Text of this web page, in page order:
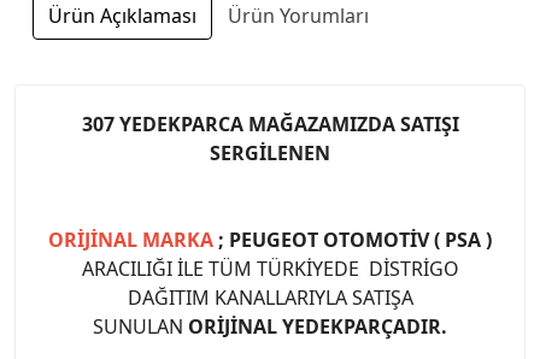
Ürün Açıklaması Ürün Yorumları
307 YEDEKPARCA MAĞAZAMIZDA SATIŞI
SERGİLENEN
ORİJİNAL MARKA ; PEUGEOT OTOMOTİV ( PSA )
ARACILIĞI İLE TÜM TÜRKİYEDE DİSTRİGO
DAĞITIM KANALLARIYLA SATIŞA
SUNULAN ORİJİNAL YEDEKPARÇADIR.